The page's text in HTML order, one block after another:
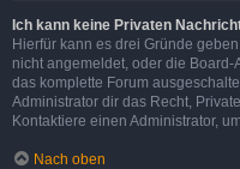
Ich kann keine Privaten
Hierfür kann es drei Gründe
nicht angemeldet, oder die
das komplette Forum
Administrator dir das Recht,
Kontaktiere einen Administrator,
Nach oben